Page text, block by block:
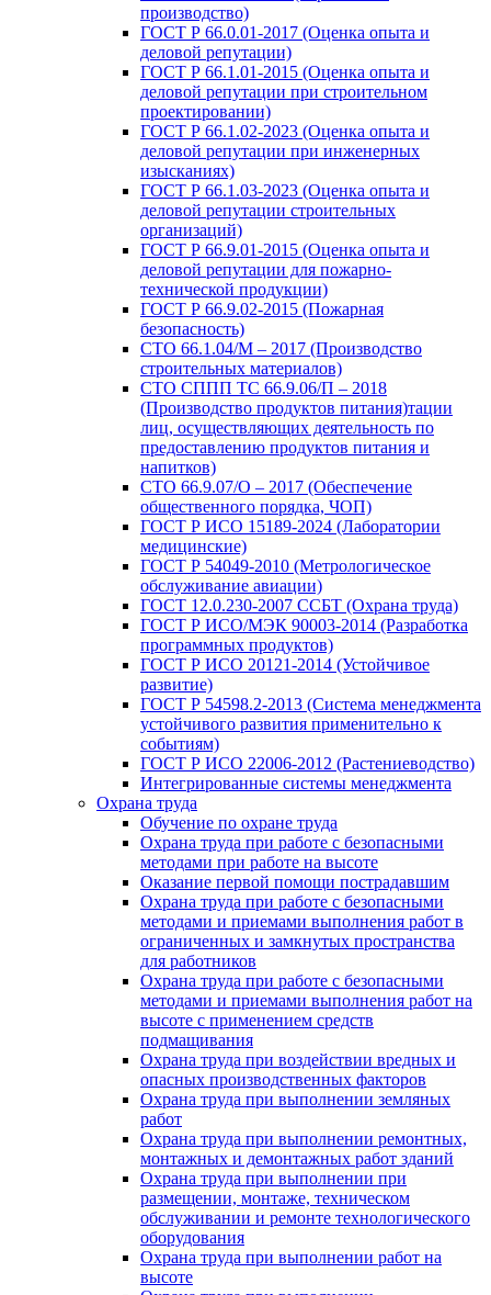
производство)
ГОСТ Р 66.0.01-2017 (Оценка опыта и
деловой репутации)
ГОСТ Р 66.1.01-2015 (Оценка опыта и
деловой репутации при строительном
проектировании)
ГОСТ Р 66.1.02-2023 (Оценка опыта и
деловой репутации при инженерных
изысканиях)
ГОСТ Р 66.1.03-2023 (Оценка опыта и
деловой репутации строительных
организаций)
ГОСТ Р 66.9.01-2015 (Оценка опыта и
деловой репутации для пожарно-
технической продукции)
ГОСТ Р 66.9.02-2015 (Пожарная
безопасность)
СТО 66.1.04/М – 2017 (Производство
строительных материалов)
СТО СППП ТС 66.9.06/П – 2018
(Производство продуктов питания)тации
лиц, осуществляющих деятельность по
предоставлению продуктов питания и
напитков)
СТО 66.9.07/О – 2017 (Обеспечение
общественного порядка, ЧОП)
ГОСТ Р ИСО 15189-2024 (Лаборатории
медицинские)
ГОСТ Р 54049-2010 (Метрологическое
обслуживание авиации)
ГОСТ 12.0.230-2007 ССБТ (Охрана труда)
ГОСТ Р ИСО/МЭК 90003-2014 (Разработка
программных продуктов)
ГОСТ Р ИСО 20121-2014 (Устойчивое
развитие)
ГОСТ Р 54598.2-2013 (Система менеджмента
устойчивого развития применительно к
событиям)
ГОСТ Р ИСО 22006-2012 (Растениеводство)
Интегрированные системы менеджмента
Охрана труда
Обучение по охране труда
Охрана труда при работе с безопасными
методами при работе на высоте
Оказание первой помощи пострадавшим
Охрана труда при работе с безопасными
методами и приемами выполнения работ в
ограниченных и замкнутых пространства
для работников
Охрана труда при работе с безопасными
методами и приемами выполнения работ на
высоте с применением средств
подмащивания
Охрана труда при воздействии вредных и
опасных производственных факторов
Охрана труда при выполнении земляных
работ
Охрана труда при выполнении ремонтных,
монтажных и демонтажных работ зданий
Охрана труда при выполнении при
размещении, монтаже, техническом
обслуживании и ремонте технологического
оборудования
Охрана труда при выполнении работ на
высоте